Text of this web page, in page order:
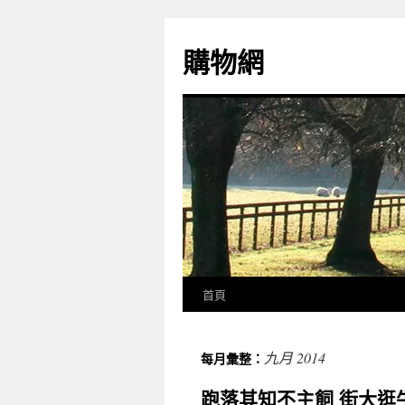
購物網
首頁
每月彙整： 九月 2014
跑落其知不主飼 街大逛